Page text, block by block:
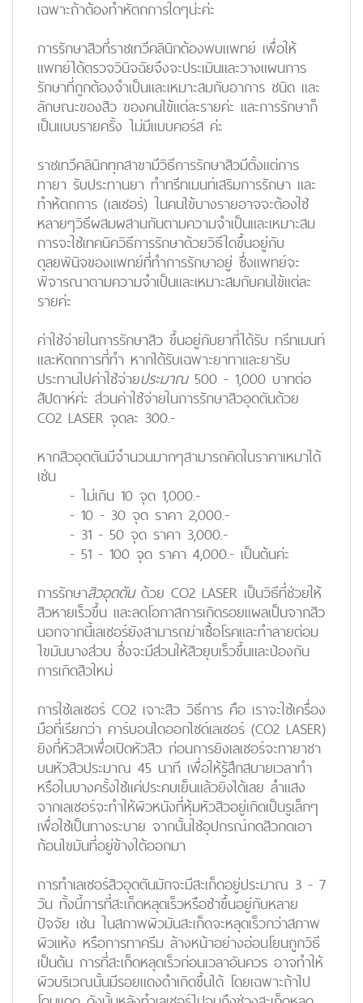
เฉพาะถ้าต้องทำหัตถการใดๆน่ะค่ะ
การรักษาสิวที่ราชเทวีคลินิกต้องพบแพทย์ เพื่อให้
แพทย์ได้ตรวจวินิจฉัยจึงจะประเมินและวางแผนการ
รักษาที่ถูกต้องจำเป็นและเหมาะสมกับอาการ ชนิด และ
ลักษณะของสิว ของคนไข้แต่ละรายค่ะ และการรักษาก็
เป็นแบบรายครั้ง ไม่มีแบบคอร์ส ค่ะ
ราชเทวีคลินิกทุกสาขามีวิธีการรักษาสิวมีตั้งแต่การ
ทายา รับประทานยา ทำทรีทเมนท์เสริมการรักษา และ
ทำห้ตถการ (เลเซอร์) ในคนไข้บางรายอาจจะต้องใช้
หลายๆวิธีผสมผสานกันตามความจำเป็นและเหมาะสม
การจะใช้เทคนิควิธีการรักษาด้วยวิธีใดขึ้นอยู่กับ
ดุลยพินิจของแพทย์ที่ทำการรักษาอยู่ ซึ่งแพทย์จะ
พิจารณาตามความจำเป็นและเหมาะสมกับคนไข้แต่ละ
รายค่ะ
ค่าใช้จ่ายในการรักษาสิว ขึ้นอยู่กับยาที่ได้รับ ทรีทเมนท์
และหัตถการที่ทำ หากได้รับเฉพาะยาทาและยารับ
ประทานไปค่าใช้จ่ายประมาณ500 - 1,000 บาทต่อ
สัปดาห์ค่ะ ส่วนค่าใช้จ่ายในการรักษาสิวอุดตันด้วย
CO2 LASER จุดละ 300.-
หากสิวอุดตันมีจำนวนมากๆสามารถคิดในราคาเหมาได้
เช่น
- ไม่เกิน 10 จุด 1,000.-
- 10 - 30 จุด ราคา 2,000.-
- 31 - 50 จุด ราคา 3,000.-
- 51 - 100 จุด ราคา 4,000.- เป็นต้นค่ะ
การรักษาสิวอุดตันด้วย CO2 LASER เป็นวิธีที่ช่วยให้
สิวหายเร็วขึ้น และลดโอกาสการเกิดรอยแผลเป็นจากสิว
นอกจากนี้เลเซอร์ยังสามารถฆ่าเชื้อโรคและทำลายต่อม
ไขมันบางส่วน ซึ่งจะมีส่วนให้สิวยุบเร็วขึ้นและป้องกัน
การเกิดสิวใหม่
การใช้เลเซอร์ CO2 เจาะสิว วิธีการ คือ เราจะใช้เครื่อง
มือที่เรียกว่า คาร์บอนไดออกไซด์เลเซอร์ (CO2 LASER)
ยิงที่หัวสิวเพื่อเปิดหัวสิว ก่อนการยิงเลเซอร์จะทายาชา
บนหัวสิวประมาณ 45 นาที เพื่อให้รู้สึกสบายเวลาทำ
หรือในบางครั้งใช้แค่ประคบเย็นแล้วยิงได้เลย ลำแสง
จากเลเซอร์จะทำให้ผิวหนังที่หุ้มหัวสิวอยู่เกิดเป็นรูเล็กๆ
เพื่อใช้เป็นทางระบาย จากนั้นใช้อุปกรณ์กดสิวกดเอา
ก้อนไขมันที่อยู่ข้างใต้ออกมา
การทำเลเซอร์สิวอุดตันมักจะมีสะเก็ดอยู่ประมาณ 3 - 7
วัน ทั้งนี้การที่สะเก็ดหลุดเร็วหรือช้าขึ้นอยู่กับหลาย
ปัจจัย เช่น ในสภาพผิวมันสะเก็ดจะหลุดเร็วกว่าสภาพ
ผิวแห้ง หรือการทาครีม ล้างหน้าอย่างอ่อนโยนถูกวิธี
เป็นต้น การที่สะเก็ดหลุดเร็วก่อนเวลาอันควร อาจทำให้
ผิวบริเวณนั้นมีรอยแดงดำเกิดขึ้นได้ โดยเฉพาะถ้าไป